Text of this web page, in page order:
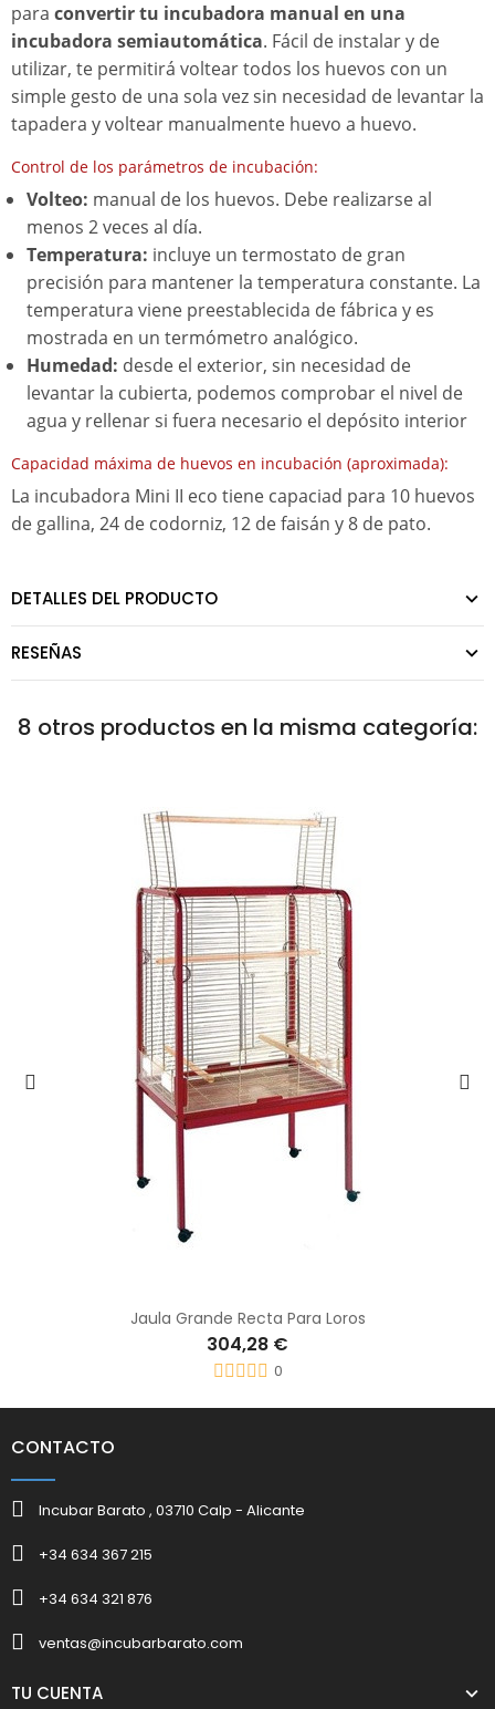
para convertir tu incubadora manual en una
incubadora semiautomática. Fácil de instalar y de
utilizar, te permitirá voltear todos los huevos con un
simple gesto de una sola vez sin necesidad de levantar la
tapadera y voltear manualmente huevo a huevo.
Control de los parámetros de incubación:
Volteo: manual de los huevos. Debe realizarse al
menos 2 veces al día.
Temperatura: incluye un termostato de gran
precisión para mantener la temperatura constante. La
temperatura viene preestablecida de fábrica y es
mostrada en un termómetro analógico.
Humedad: desde el exterior, sin necesidad de
levantar la cubierta, podemos comprobar el nivel de
agua y rellenar si fuera necesario el depósito interior
Capacidad máxima de huevos en incubación (aproximada):
La incubadora Mini II eco tiene capaciad para 10 huevos
de gallina, 24 de codorniz, 12 de faisán y 8 de pato.
DETALLES DEL PRODUCTO
RESEÑAS
8 otros productos en la misma categoría:
Jaula Grande Recta Para Loros
304,28 €
0
CONTACTO
Incubar Barato , 03710 Calp - Alicante
+34 634 367 215
+34 634 321 876
ventas@incubarbarato.com
TU CUENTA